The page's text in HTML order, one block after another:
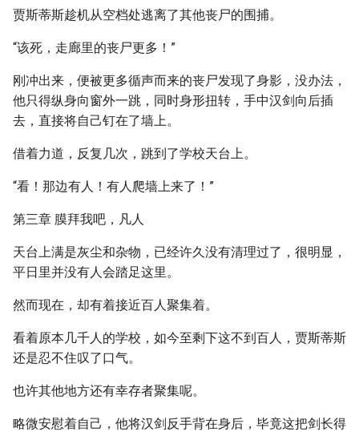
贾斯蒂斯趁机从空档处逃离了其他丧尸的围捕。
“该死，走廊里的丧尸更多！”
刚冲出来，便被更多循声而来的丧尸发现了身影，没办法，
他只得纵身向窗外一跳，同时身形扭转，手中汉剑向后插
去，直接将自己钉在了墙上。
借着力道，反复几次，跳到了学校天台上。
“看！那边有人！有人爬墙上来了！”
第三章 膜拜我吧，凡人
天台上满是灰尘和杂物，已经许久没有清理过了，很明显，
平日里并没有人会踏足这里。
然而现在，却有着接近百人聚集着。
看着原本几千人的学校，如今至剩下这不到百人，贾斯蒂斯
还是忍不住叹了口气。
也许其他地方还有幸存者聚集呢。
略微安慰着自己，他将汉剑反手背在身后，毕竟这把剑长得